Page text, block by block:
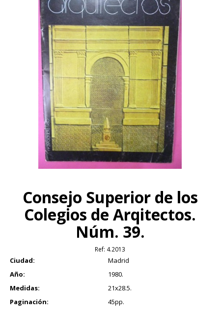
Consejo Superior de los
Colegios de Arqitectos.
Núm. 39.
Ref: 4.2013
Ciudad:
Madrid
Año:
1980.
Medidas:
21x28.5.
Paginación:
45pp.